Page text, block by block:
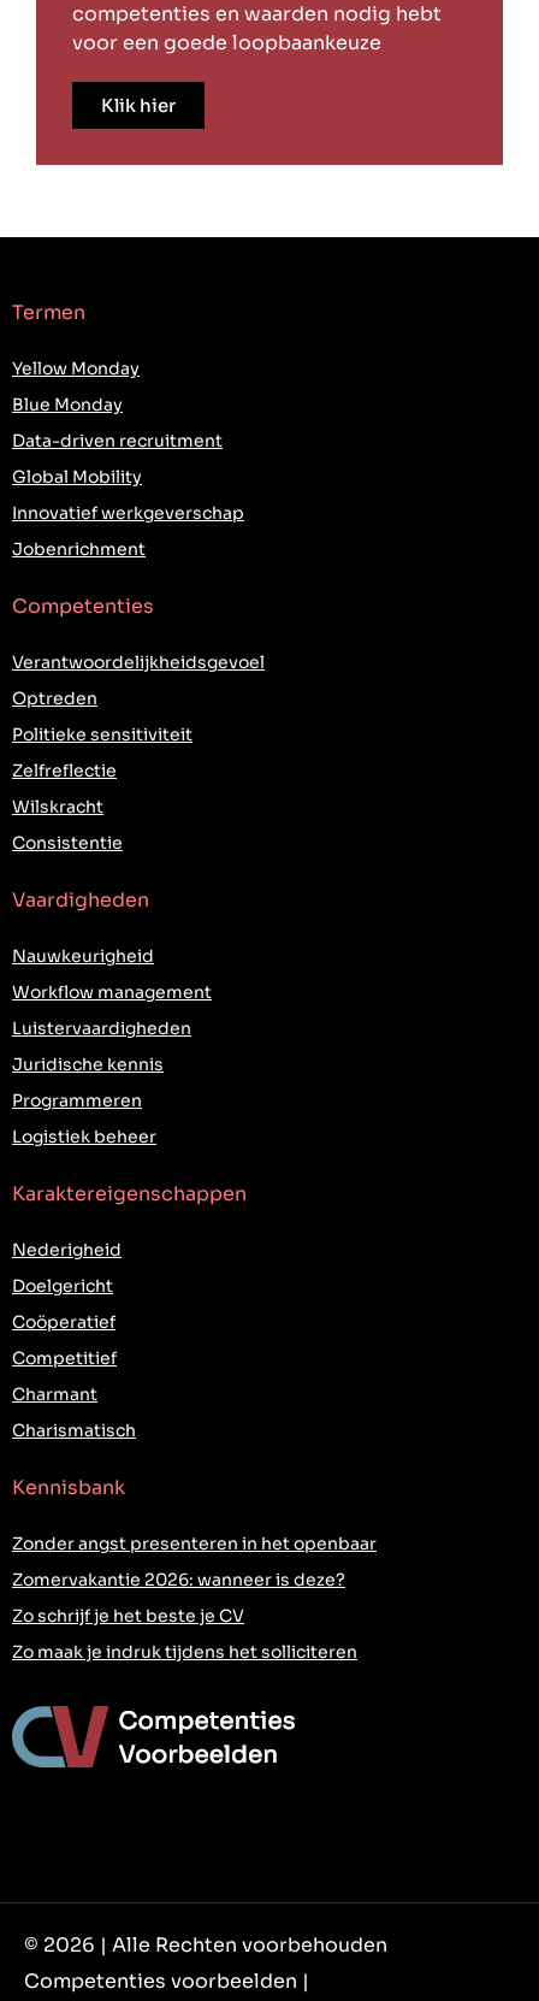
competenties en waarden nodig hebt
voor een goede loopbaankeuze
Klik hier
Termen
Yellow Monday
Blue Monday
Data-driven recruitment
Global Mobility
Innovatief werkgeverschap
Jobenrichment
Competenties
Verantwoordelijkheidsgevoel
Optreden
Politieke sensitiviteit
Zelfreflectie
Wilskracht
Consistentie
Vaardigheden
Nauwkeurigheid
Workflow management
Luistervaardigheden
Juridische kennis
Programmeren
Logistiek beheer
Karaktereigenschappen
Nederigheid
Doelgericht
Coöperatief
Competitief
Charmant
Charismatisch
Kennisbank
Zonder angst presenteren in het openbaar
Zomervakantie 2026: wanneer is deze?
Zo schrijf je het beste je CV
Zo maak je indruk tijdens het solliciteren
© 2026 | Alle Rechten voorbehouden
Competenties voorbeelden |